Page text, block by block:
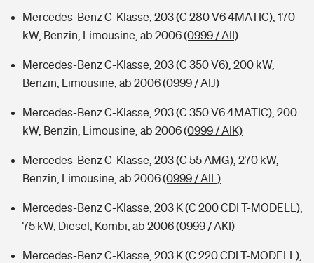
Mercedes-Benz C-Klasse, 203 (C 280 V6 4MATIC), 170
kW, Benzin, Limousine, ab 2006(0999 / AII)
Mercedes-Benz C-Klasse, 203 (C 350 V6), 200 kW,
Benzin, Limousine, ab 2006(0999 / AIJ)
Mercedes-Benz C-Klasse, 203 (C 350 V6 4MATIC), 200
kW, Benzin, Limousine, ab 2006(0999 / AIK)
Mercedes-Benz C-Klasse, 203 (C 55 AMG), 270 kW,
Benzin, Limousine, ab 2006(0999 / AIL)
Mercedes-Benz C-Klasse, 203 K (C 200 CDI T-MODELL),
75 kW, Diesel, Kombi, ab 2006(0999 / AKI)
Mercedes-Benz C-Klasse, 203 K (C 220 CDI T-MODELL),